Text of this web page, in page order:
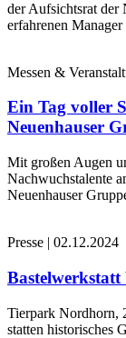
der Aufsichtsrat der
erfahrenen Manager
Messen &
Ein Tag voller
Neuenhauser
Mit großen Augen
Nachwuchstalente
Neuenhauser
Presse | 02.12.2024
Bastelwerkstatt
Tierpark Nordhorn,
statten historisches